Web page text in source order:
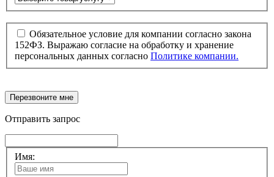
Обязательное условие для компании согласно закона
152ФЗ. Выражаю согласие на обработку и хранение
персональных данных согласно Политике компании.
Перезвоните мне
Отправить запрос
Имя: